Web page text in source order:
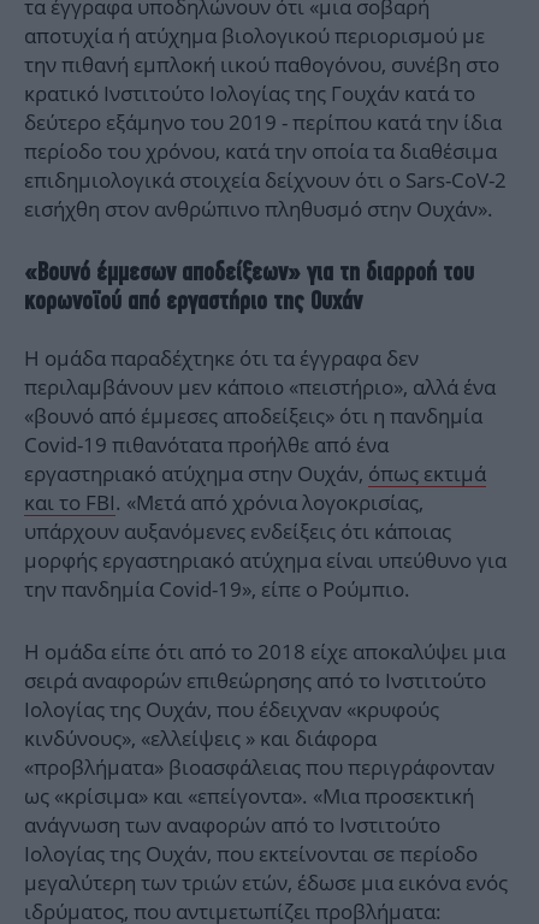
τα έγγραφα υποδηλώνουν ότι «μια σοβαρή
αποτυχία ή ατύχημα βιολογικού περιορισμού με
την πιθανή εμπλοκή ιικού παθογόνου, συνέβη στο
κρατικό Ινστιτούτο Ιολογίας της Γουχάν κατά το
δεύτερο εξάμηνο του 2019 - περίπου κατά την ίδια
περίοδο του χρόνου, κατά την οποία τα διαθέσιμα
επιδημιολογικά στοιχεία δείχνουν ότι ο Sars-CoV-2
εισήχθη στον ανθρώπινο πληθυσμό στην Ουχάν».
«Βουνό έμμεσων αποδείξεων» για τη διαρροή του
κορωνοϊού από εργαστήριο της Ουχάν
Η ομάδα παραδέχτηκε ότι τα έγγραφα δεν
περιλαμβάνουν μεν κάποιο «πειστήριο», αλλά ένα
«βουνό από έμμεσες αποδείξεις» ότι η πανδημία
Covid-19 πιθανότατα προήλθε από ένα
εργαστηριακό ατύχημα στην Ουχάν, όπως εκτιμά
και το FBI. «Μετά από χρόνια λογοκρισίας,
υπάρχουν αυξανόμενες ενδείξεις ότι κάποιας
μορφής εργαστηριακό ατύχημα είναι υπεύθυνο για
την πανδημία Covid-19», είπε ο Ρούμπιο.
Η ομάδα είπε ότι από το 2018 είχε αποκαλύψει μια
σειρά αναφορών επιθεώρησης από το Ινστιτούτο
Ιολογίας της Ουχάν, που έδειχναν «κρυφούς
κινδύνους», «ελλείψεις » και διάφορα
«προβλήματα» βιοασφάλειας που περιγράφονταν
ως «κρίσιμα» και «επείγοντα». «Μια προσεκτική
ανάγνωση των αναφορών από το Ινστιτούτο
Ιολογίας της Ουχάν, που εκτείνονται σε περίοδο
μεγαλύτερη των τριών ετών, έδωσε μια εικόνα ενός
ιδρύματος, που αντιμετωπίζει προβλήματα: